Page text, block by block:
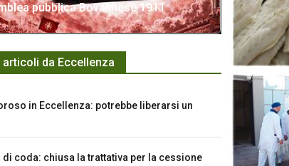
pubblica Bovalinese 1911
articoli da Eccellenza
in Eccellenza: potrebbe liberarsi un
di coda: chiusa la trattativa per la cessione